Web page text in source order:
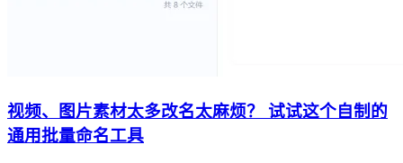
视频、图片素材太多改名太麻烦？ 试试这个自制的
通用批量命名工具